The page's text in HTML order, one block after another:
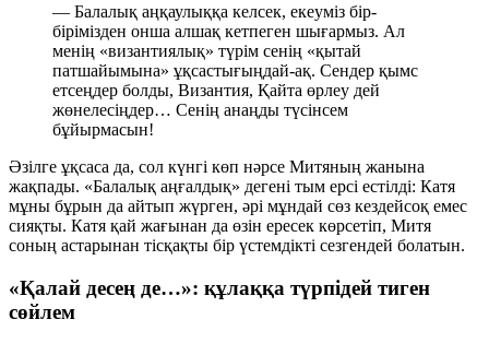
— Балалық аңқаулыққа келсек, екеуміз бір-
бірімізден онша алшақ кетпеген шығармыз. Ал
менің «византиялық» түрім сенің «қытай
патшайымына» ұқсастығыңдай-ақ. Сендер қымс
етсеңдер болды, Византия, Қайта өрлеу дей
жөнелесіңдер… Сенің анаңды түсінсем
бұйырмасын!
Әзілге ұқсаса да, сол күнгі көп нәрсе Митяның жанына
жақпады. «Балалық аңғалдық» дегені тым ерсі естілді: Катя
мұны бұрын да айтып жүрген, әрі мұндай сөз кездейсоқ емес
сияқты. Катя қай жағынан да өзін ересек көрсетіп, Митя
соның астарынан тісқақты бір үстемдікті сезгендей болатын.
«Қалай десең де…»: құлаққа түрпідей тиген
сөйлем